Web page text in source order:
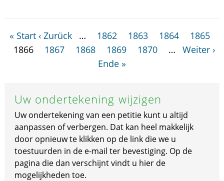
« Start ‹ Zurück … 1862 1863 1864
1865
1866
1867 1868 1869 1870 …
Weiter ›
Ende »
Uw ondertekening wijzigen
Uw ondertekening van een petitie kunt u altijd
aanpassen of verbergen. Dat kan heel makkelijk
door opnieuw te klikken op de link die we u
toestuurden in de e-mail ter bevestiging. Op de
pagina die dan verschijnt vindt u hier de
mogelijkheden toe.